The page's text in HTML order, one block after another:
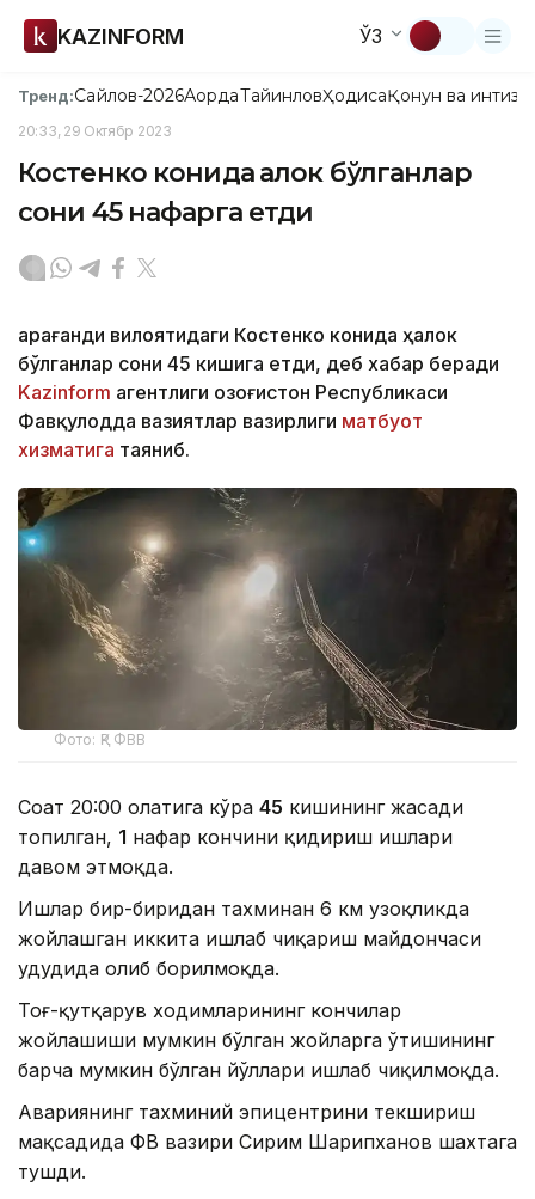
KAZINFORM ЎЗ
Тренд:Сайлов-2026АқордаТайинловҲодисаҚонун ва
20:33, 29 Октябр 2023
Костенко конида ҳалок бўлганлар
сони 45 нафарга етди
Қарағанди вилоятидаги Костенко конида ҳалок
бўлганлар сони 45 кишига етди, деб хабар беради
Kazinform агентлиги Қозоғистон Республикаси
Фавқулодда вазиятлар вазирлиги матбуот
хизматига таяниб.
Фото: ҚР ФВВ
Соат 20:00 ҳолатига кўра 45 кишининг жасади
топилган, 1 нафар кончини қидириш ишлари
давом этмоқда.
Ишлар бир-биридан тахминан 6 км узоқликда
жойлашган иккита ишлаб чиқариш майдончаси
ҳудудида олиб борилмоқда.
Тоғ-қутқарув ходимларининг кончилар
жойлашиши мумкин бўлган жойларга ўтишининг
барча мумкин бўлган йўллари ишлаб чиқилмоқда.
Авариянинг тахминий эпицентрини текшириш
мақсадида ФВ вазири Сирим Шарипханов шахтага
тушди.